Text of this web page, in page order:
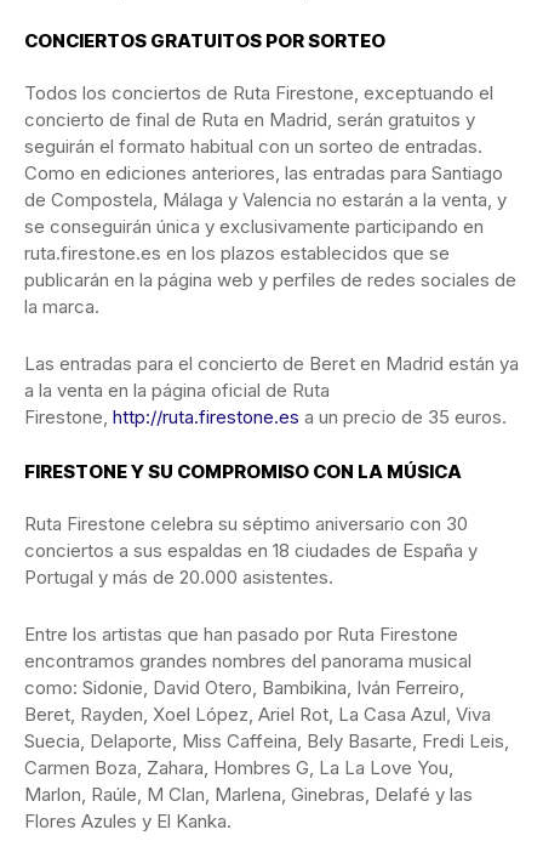
CONCIERTOS GRATUITOS POR SORTEO
Todos los conciertos de Ruta Firestone, exceptuando el
concierto de final de Ruta en Madrid, serán gratuitos y
seguirán el formato habitual con un sorteo de entradas.
Como en ediciones anteriores, las entradas para Santiago
de Compostela, Málaga y Valencia no estarán a la venta, y
se conseguirán única y exclusivamente participando en
ruta.firestone.es en los plazos establecidos que se
publicarán en la página web y perfiles de redes sociales de
la marca.
Las entradas para el concierto de Beret en Madrid están ya
a la venta en la página oficial de Ruta
Firestone, http://ruta.firestone.es a un precio de 35 euros.
FIRESTONE Y SU COMPROMISO CON LA MÚSICA
Ruta Firestone celebra su séptimo aniversario con 30
conciertos a sus espaldas en 18 ciudades de España y
Portugal y más de 20.000 asistentes.
Entre los artistas que han pasado por Ruta Firestone
encontramos grandes nombres del panorama musical
como: Sidonie, David Otero, Bambikina, Iván Ferreiro,
Beret, Rayden, Xoel López, Ariel Rot, La Casa Azul, Viva
Suecia, Delaporte, Miss Caffeina, Bely Basarte, Fredi Leis,
Carmen Boza, Zahara, Hombres G, La La Love You,
Marlon, Raúle, M Clan, Marlena, Ginebras, Delafé y las
Flores Azules y El Kanka.